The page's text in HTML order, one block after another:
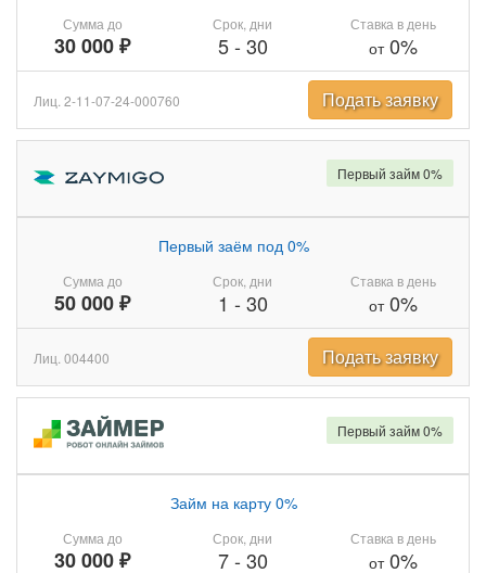
Сумма до
30 000 ₽
Срок, дни
5- 30
Ставка в день
от0%
Лиц. 2-11-07-24-000760 Подать заявку
Сумма до
50 000 ₽
Первый заём под 0%
Срок, дни
1 - 30
Ставка в день
от0%
Первый займ 0%
Лиц. 004400 Подать заявку
Сумма до
30 000 ₽
Займ на карту 0%
Срок, дни
7- 30
Ставка в день
от0%
Первый займ 0%